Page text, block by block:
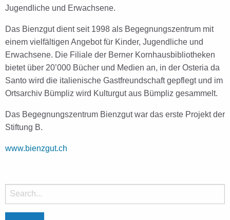
Jugendliche und Erwachsene.
Das Bienzgut dient seit 1998 als Begegnungszentrum mit
einem vielfältigen Angebot für Kinder, Jugendliche und
Erwachsene. Die Filiale der Berner Kornhausbibliotheken
bietet über 20’000 Bücher und Medien an, in der Osteria da
Santo wird die italienische Gastfreundschaft gepflegt und im
Ortsarchiv Bümpliz wird Kulturgut aus Bümpliz gesammelt.
Das Begegnungszentrum Bienzgut war das erste Projekt der
Stiftung B.
www.bienzgut.ch
Search
for: